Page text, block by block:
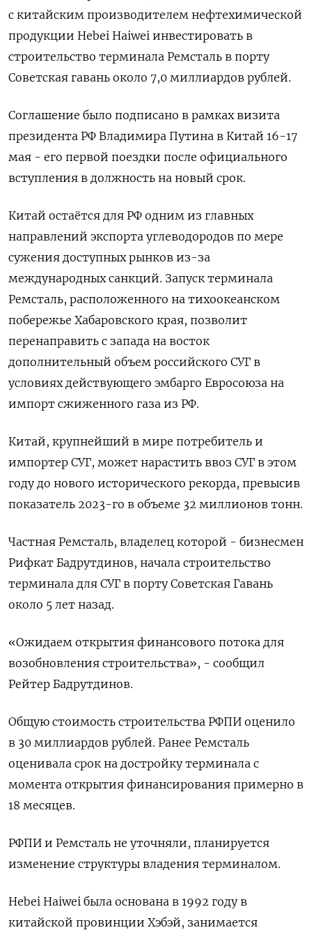
с китайским производителем нефтехимической
продукции Hebei Haiwei инвестировать в
строительство терминала Ремсталь в порту
Советская гавань около 7,0 миллиардов рублей.
Соглашение было подписано в рамках визита
президента РФ Владимира Путина в Китай 16-17
мая - его первой поездки после официального
вступления в должность на новый срок.
Китай остаётся для РФ одним из главных
направлений экспорта углеводородов по мере
сужения доступных рынков из-за
международных санкций. Запуск терминала
Ремсталь, расположенного на тихоокеанском
побережье Хабаровского края, позволит
перенаправить с запада на восток
дополнительный объем российского СУГ в
условиях действующего эмбарго Евросоюза на
импорт сжиженного газа из РФ.
Китай, крупнейший в мире потребитель и
импортер СУГ, может нарастить ввоз СУГ в этом
году до нового исторического рекорда, превысив
показатель 2023-го в объеме 32 миллионов тонн.
Частная Ремсталь, владелец которой - бизнесмен
Рифкат Бадрутдинов, начала строительство
терминала для СУГ в порту Советская Гавань
около 5 лет назад.
«Ожидаем открытия финансового потока для
возобновления строительства», - сообщил
Рейтер Бадрутдинов.
Общую стоимость строительства РФПИ оценило
в 30 миллиардов рублей. Ранее Ремсталь
оценивала срок на достройку терминала с
момента открытия финансирования примерно в
18 месяцев.
РФПИ и Ремсталь не уточняли, планируется
изменение структуры владения терминалом.
Hebei Haiwei была основана в 1992 году в
китайской провинции Хэбэй, занимается